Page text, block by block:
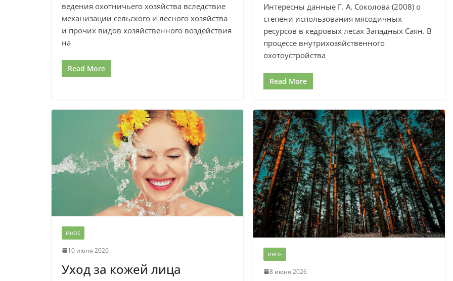
ведения охотничьего хозяйства вследствие
механизации сельского и лесного хозяйства
и прочих видов хозяйственного воздействия
на
Read More
Интересны данные Г. А. Соколова (2008) о
степени использования мясодичных
ресурсов в кедровых лесах Западных Саян. В
процессе внутрихозяйственного
охотоустройства
Read More
ИНОЕ
10 июня 2026
Уход за кожей лица
ИНОЕ
8 июня 2026